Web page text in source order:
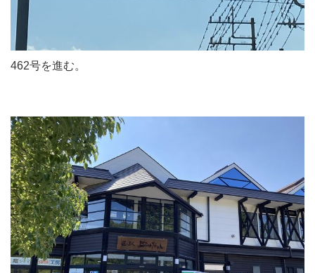
462号を進む。